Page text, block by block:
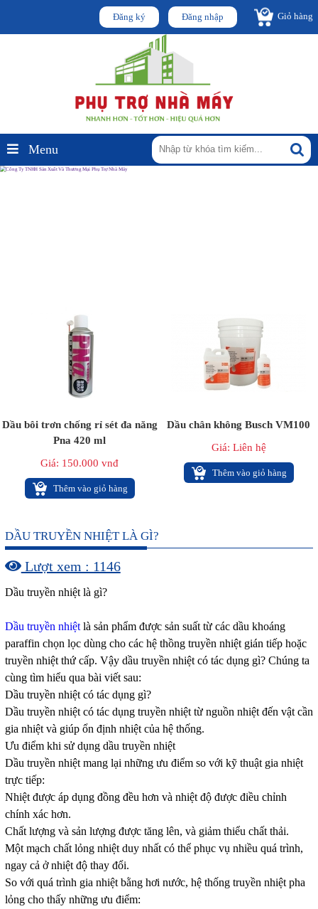
Giỏ hàng
Đăng ký Đăng nhập
Menu
Dầu bôi trơn chống rỉ sét đa năng
Pna 420 ml
Giá: 150.000 vnđ
Thêm vào giỏ hàng
Dầu chân không Busch VM100
Giá: Liên hệ
Thêm vào giỏ hàng
DẦU TRUYỀN NHIỆT LÀ GÌ?
Lượt xem : 1146
Dầu truyền nhiệt là gì?
Dầu truyền nhiệtlà sản phẩm đ­ược sản suất từ các dầu khoáng
paraffin chọn lọc dùng cho các hệ thồng truyền nhiệt gián tiếp hoặc
truyền nhiệt thứ cấp. Vậy dầu truyền nhiệt có tác dụng gì? Chúng ta
cùng tìm hiểu qua bài viết sau:
Dầu truyền nhiệt có tác dụng gì?
Dầu truyền nhiệt có tác dụng truyền nhiệt từ nguồn nhiệt đến vật cần
gia nhiệt và giúp ổn định nhiệt của hệ thống.
Ưu điểm khi sử dụng dầu truyền nhiệt
Dầu truyền nhiệt mang lại những ưu điểm so với kỹ thuật gia nhiệt
trực tiếp:
Nhiệt được áp dụng đồng đều hơn và nhiệt độ được điều chỉnh
chính xác hơn.
Chất lượng và sản lượng được tăng lên, và giảm thiểu chất thải.
Một mạch chất lỏng nhiệt duy nhất có thể phục vụ nhiều quá trình,
ngay cả ở nhiệt độ thay đổi.
So với quá trình gia nhiệt bằng hơi nước, hệ thống truyền nhiệt pha
lỏng cho thấy những ưu điểm: